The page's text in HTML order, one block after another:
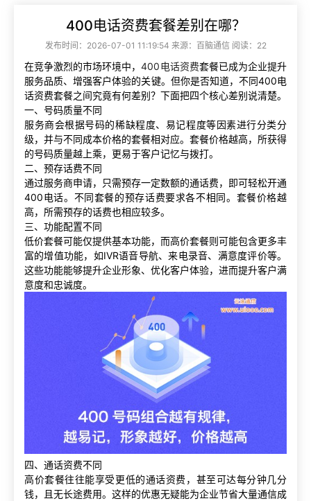
400电话资费套餐差别在哪？
发布时间：2026-07-01 11:19:54 来源：百脑通信 阅读：22
在竞争激烈的市场环境中，400电话资费套餐已成为企业提升
服务品质、增强客户体验的关键。但你是否知道，不同400电
话资费套餐之间究竟有何差别？下面把四个核心差别说清楚。
一、号码质量不同
服务商会根据号码的稀缺程度、易记程度等因素进行分类分
级，并与不同成本价格的套餐相对应。套餐价格越高，所获得
的号码质量越上乘，更易于客户记忆与拨打。
二、预存话费不同
通过服务商申请，只需预存一定数额的通话费，即可轻松开通
400电话。不同套餐的预存话费要求各不相同。套餐价格越
高，所需预存的话费也相应较多。
三、功能配置不同
低价套餐可能仅提供基本功能，而高价套餐则可能包含更多丰
富的增值功能，如IVR语音导航、来电录音、满意度评价等。
这些功能能够提升企业形象、优化客户体验，进而提升客户满
意度和忠诚度。
四、通话资费不同
高价套餐往往能享受更低的通话资费，甚至可达每分钟几分
钱，且无长途费用。这样的优惠无疑能为企业节省大量通信成